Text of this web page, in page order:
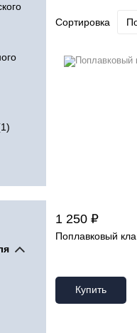
Сортировка
1 250 ₽
Поплавковый
Купить